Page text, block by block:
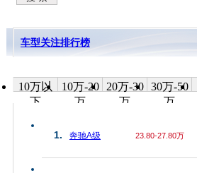
车型关注排行榜
10万以
下
10万-20
万
20万-30
万
30万-50
万
1. 奔驰A级 23.80-27.80万